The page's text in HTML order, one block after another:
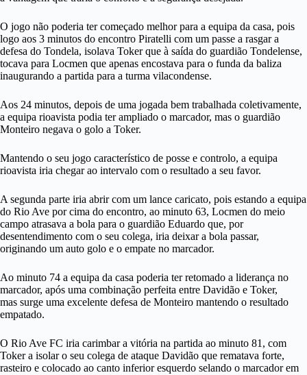
O jogo não poderia ter começado melhor para a equipa da casa, pois
logo aos 3 minutos do encontro Piratelli com um passe a rasgar a
defesa do Tondela, isolava Toker que à saída do guardião Tondelense,
tocava para Locmen que apenas encostava para o funda da baliza
inaugurando a partida para a turma vilacondense.
Aos 24 minutos, depois de uma jogada bem trabalhada coletivamente,
a equipa rioavista podia ter ampliado o marcador, mas o guardião
Monteiro negava o golo a Toker.
Mantendo o seu jogo característico de posse e controlo, a equipa
rioavista iria chegar ao intervalo com o resultado a seu favor.
A segunda parte iria abrir com um lance caricato, pois estando a equipa
do Rio Ave por cima do encontro, ao minuto 63, Locmen do meio
campo atrasava a bola para o guardião Eduardo que, por
desentendimento com o seu colega, iria deixar a bola passar,
originando um auto golo e o empate no marcador.
Ao minuto 74 a equipa da casa poderia ter retomado a liderança no
marcador, após uma combinação perfeita entre Davidão e Toker,
mas surge uma excelente defesa de Monteiro mantendo o resultado
empatado.
O Rio Ave FC iria carimbar a vitória na partida ao minuto 81, com
Toker a isolar o seu colega de ataque Davidão que rematava forte,
rasteiro e colocado ao canto inferior esquerdo selando o marcador em